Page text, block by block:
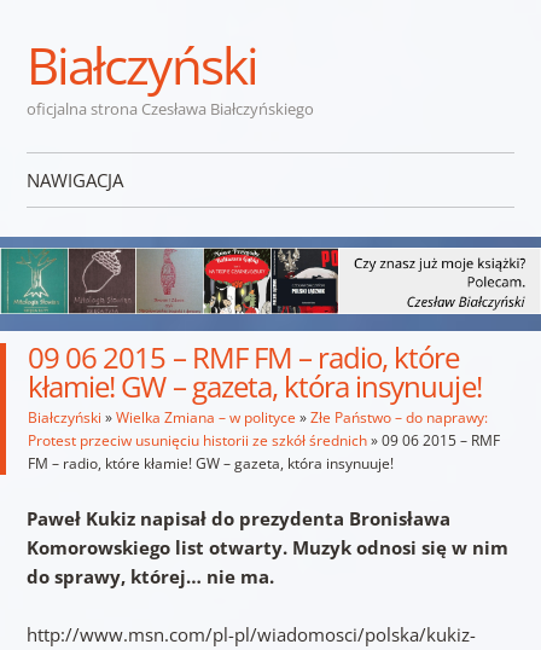
Białczyński
oficjalna strona Czesława Białczyńskiego
NAWIGACJA
09 06 2015 – RMF FM – radio, które
kłamie! GW – gazeta, która insynuuje!
Białczyński »Wielka Zmiana – w polityce »Złe Państwo – do naprawy:
Protest przeciw usunięciu historii ze szkół średnich»09 06 2015 – RMF
FM – radio, które kłamie! GW – gazeta, która insynuuje!
Paweł Kukiz napisał do prezydenta Bronisława
Komorowskiego list otwarty. Muzyk odnosi się w nim
do sprawy, której… nie ma.
http://www.msn.com/pl-pl/wiadomosci/polska/kukiz-